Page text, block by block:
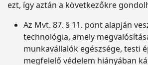
ezt, így aztán a következőkre
Az Mvt. 87. § 11. pont alapján
technológia, amely
munkavállalók egészsége, testi
megfelelő védelem hiányában